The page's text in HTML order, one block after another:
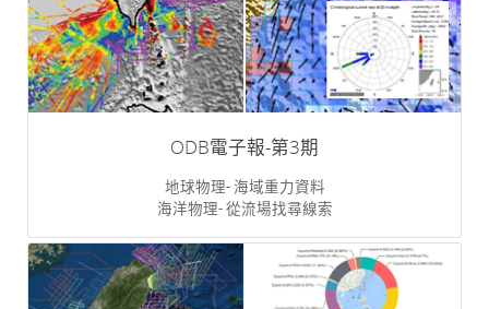
ODB電子報-第3期
地球物理- 海域重力資料
海洋物理- 從流場找尋線索